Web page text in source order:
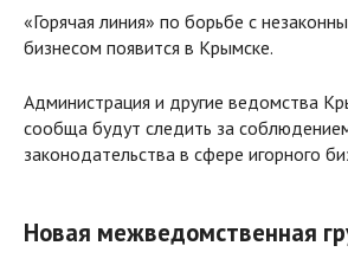
«Горячая линия» по борьбе с
бизнесом появится в Крымске.
Администрация и другие ведомства
сообща будут следить за
законодательства в сфере игорного
Новая межведомственная